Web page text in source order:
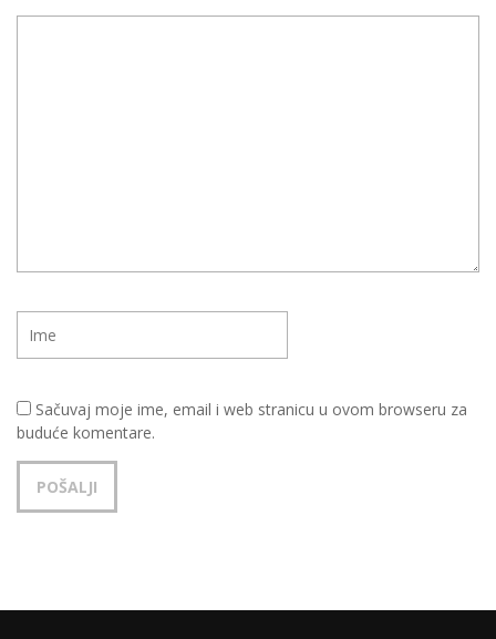
Sačuvaj moje ime, email i web stranicu u ovom browseru za
buduće komentare.